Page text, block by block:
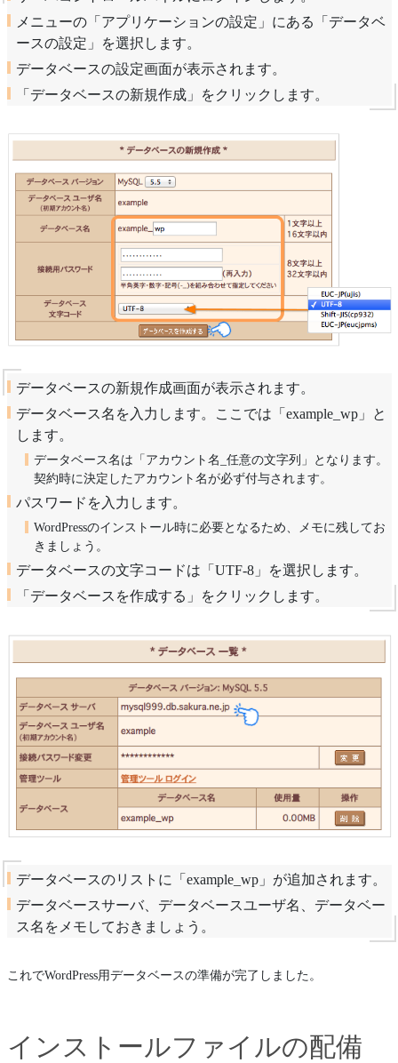
メニューの「アプリケーションの設定」にある「データベ
ースの設定」を選択します。
データベースの設定画面が表示されます。
「データベースの新規作成」をクリックします。
データベースの新規作成画面が表示されます。
データベース名を入力します。ここでは「example_wp」と
します。
データベース名は「アカウント名_任意の文字列」となります。
契約時に決定したアカウント名が必ず付与されます。
パスワードを入力します。
WordPressのインストール時に必要となるため、メモに残してお
きましょう。
データベースの文字コードは「UTF-8」を選択します。
「データベースを作成する」をクリックします。
データベースのリストに「example_wp」が追加されます。
データベースサーバ、データベースユーザ名、データベー
ス名をメモしておきましょう。
これでWordPress用データベースの準備が完了しました。
インストールファイルの配備